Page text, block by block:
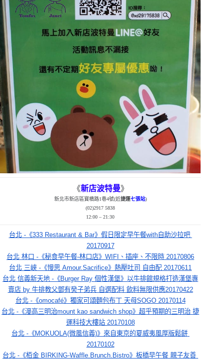
《新店波特曼》
新北市新店區寶橋路1巷4號(近捷運七張站)
(02)2917 5838
12:00 – 21:30
台北 -《333 Restaurant & Bar》假日限定早午餐with自助沙拉吧
20170917
台北 林口 -《秘食早午餐-林口店》WIFI、插座、不限時 20170806
台北 三峽 -《慢思 Amour.Sacrifice》熱壓吐司 自由配 20170611
台北 信義新天地 -《Burger Ray 個性漢堡》以牛排館規格打造漢堡專
賣店 by 牛排教父鄧有癸子弟兵 自選配料 飲料無限供應20170422
台北 -《omocafé》獨家可頌麵包布丁 天母SOGO 20170114
台北 -《漫高三明治mount kao sandwich shop》超乎預期的三明治 捷
運科技大樓站 20170108
台北 -《MOKUOLA(微風信義)》來自東京的夏威夷風厚版鬆餅
20170102
台北 -《栢金 BIRKING-Waffle.Brunch.Bistro》板橋早午餐 親子友善